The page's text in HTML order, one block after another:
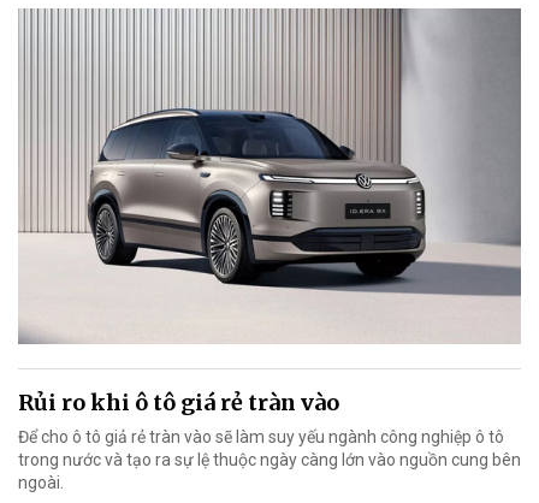
Rủi ro khi ô tô giá rẻ tràn vào
Để cho ô tô giả rẻ tràn vào sẽ làm suy yếu ngành công nghiệp ô tô
trong nước và tạo ra sự lệ thuộc ngày càng lớn vào nguồn cung bên
ngoài.